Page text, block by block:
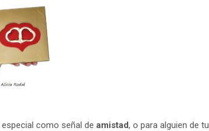
como señal de amistad, o para alguien de tu